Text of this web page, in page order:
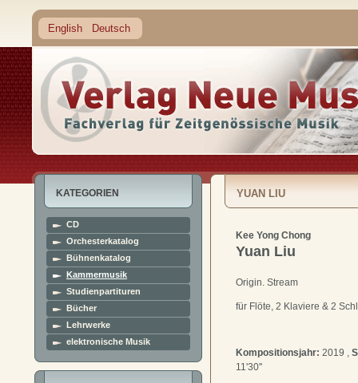
English Deutsch
KATEGORIEN
CD
Orchesterkatalog
Bühnenkatalog
Kammermusik
Studienpartituren
Bücher
Lehrwerke
elektronische Musik
YUAN LIU
Kee Yong Chong
Yuan Liu
Origin. Stream
für Flöte, 2 Klaviere & 2
Kompositionsjahr: 2019 ,
11'30''